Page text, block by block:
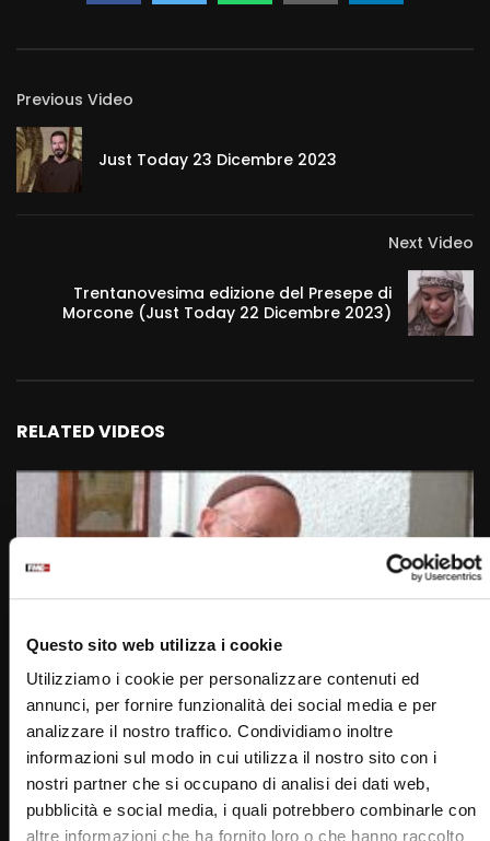
Questo sito web utilizza i cookie
Utilizziamo i cookie per personalizzare contenuti ed
annunci, per fornire funzionalità dei social media e per
analizzare il nostro traffico. Condividiamo inoltre
informazioni sul modo in cui utilizza il nostro sito con i
nostri partner che si occupano di analisi dei dati web,
pubblicità e social media, i quali potrebbero combinarle con
altre informazioni che ha fornito loro o che hanno raccolto
Previous Video
Just Today 23 Dicembre 2023
Next Video
Trentanovesima edizione del Presepe di
Morcone (Just Today 22 Dicembre 2023)
RELATED VIDEOS
38:31
fr. Modestino Fucci, Nazareno da Pula e Beata Chiara
Luce Badano: (Verso gli Altari 23ottobre2021)
ROBERTOM
23/10/2021
0
11.4K 296